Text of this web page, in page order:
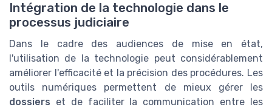
Intégration de la technologie dans le
processus judiciaire
Dans le cadre des audiences de mise en état,
l'utilisation de la technologie peut considérablement
améliorer l'efficacité et la précision des procédures. Les
outils numériques permettent de mieux gérer les
dossiers et de faciliter la communication entre les